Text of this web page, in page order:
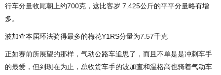
行车分量收尾朝上约700克，这比客岁 7.425公斤的平平分量略有增
多。
波加查本届环法骑得最多的梅花Y1RS分量为7.57千克
正如赛前所展望的那样，气动公路车追思了，而且不单是是冲刺车手
的最爱，但到现在为止，总收货车手的波加查和温格高也骑着气动车